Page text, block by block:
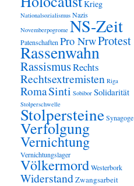
Krieg
Nationalsozialismus Nazis
Novemberpogrome NS-Zeit
PatenschaftenPro NrwProtest
Rassenwahn
RassismusRechts
Rechtsextremisten Riga
RomaSinti Sobibor Solidarität
Stolperschwelle
StolpersteineSynagoge
Verfolgung
Vernichtung
Vernichtungslager
VölkermordWesterbork
WiderstandZwangsarbeit